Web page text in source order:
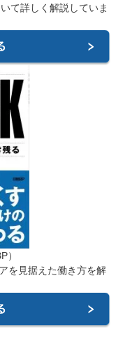
て詳しく解説していま
）
を見据えた働き方を解